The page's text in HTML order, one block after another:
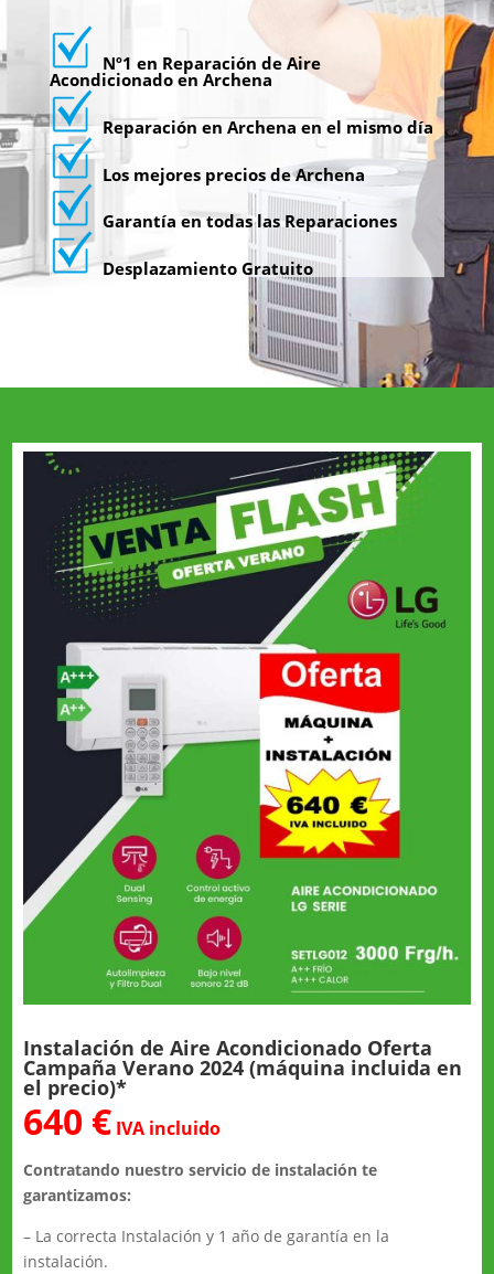
Nº1 en Reparación de Aire
Acondicionado en Archena
Reparación en Archena en el mismo día
Los mejores precios de Archena
Garantía en todas las Reparaciones
Desplazamiento Gratuito
Instalación de Aire Acondicionado Oferta
Campaña Verano 2024 (máquina incluida en
el precio)*
640 € IVA incluido
Contratando nuestro servicio de instalación te
garantizamos:
– La correcta Instalación y 1 año de garantía en la
instalación.